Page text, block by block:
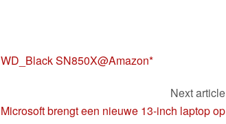
WD_Black SN850X@Amazon
Next article
Microsoft brengt een nieuwe 13-inch laptop op